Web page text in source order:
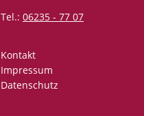
Tel.: 06235 - 77 07
Kontakt
Impressum
Datenschutz